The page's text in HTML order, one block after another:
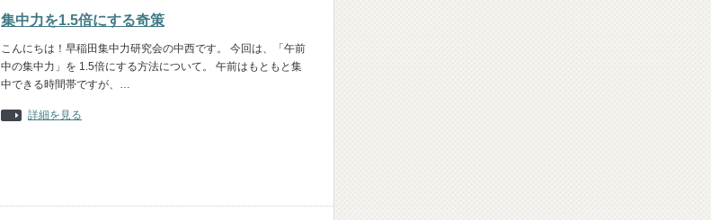
集中力を1.5倍にする奇策
こんにちは！早稲田集中力研究会の中西です。 今回は、「午前
中の集中力」を 1.5倍にする方法について。 午前はもともと集
中できる時間帯ですが、…
詳細を見る